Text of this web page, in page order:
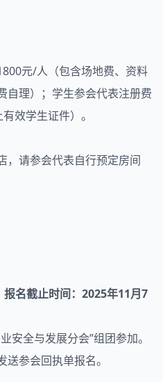
元/人（包含场地费、资料
自理）；学生参会代表注册费
效学生证件）。
，请参会代表自行预定房间
报名截止时间：2025年11月7
安全与发展分会”组团参加。
参会回执单报名。